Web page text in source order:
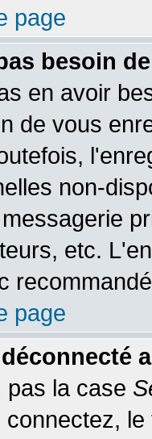
page
besoin
en avoir
de vous
non-
etc.
page
pas la case